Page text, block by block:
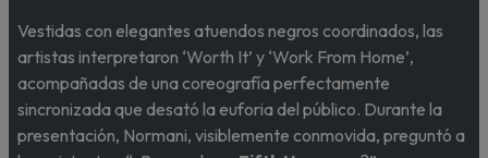
Vestidas con elegantes atuendos negros coordinados, las
artistas interpretaron ‘Worth It’ y ‘Work From Home’,
acompañadas de una coreografía perfectamente
sincronizada que desató la euforia del público. Durante la
presentación, Normani, visiblemente conmovida, preguntó a